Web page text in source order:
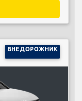
ВНЕДОРОЖНИК